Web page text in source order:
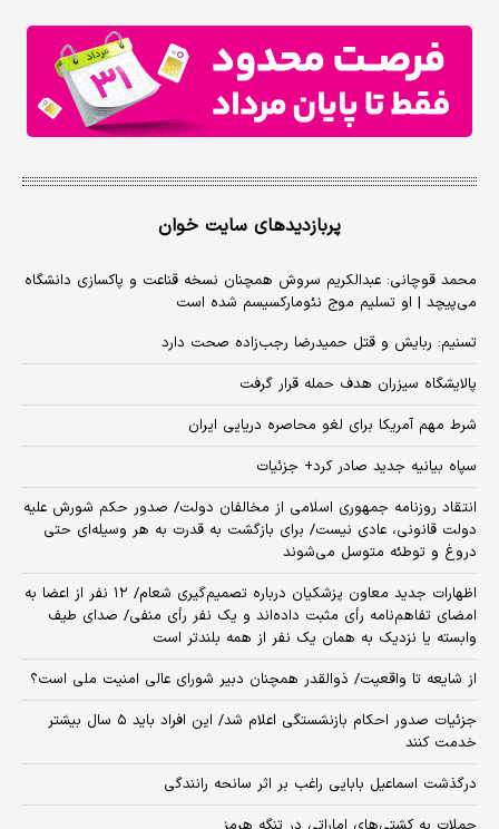
پربازدیدهای سایت خوان
محمد قوچانی: عبدالکریم سروش همچنان نسخه قناعت و پاکسازی دانشگاه
می‌پیچد | او تسلیم موج نئومارکسیسم شده است
تسنیم: ربایش و قتل حمیدرضا رجب‌زاده صحت دارد
پالایشگاه سیزران هدف حمله قرار گرفت
شرط مهم آمریکا برای لغو محاصره دریایی ایران
سپاه بیانیه جدید صادر کرد+ جزئیات
انتقاد روزنامه جمهوری اسلامی از مخالفان دولت/ صدور حکم شورش علیه
دولت قانونی، عادی نیست/ برای بازگشت به قدرت به هر وسیله‌ای حتی
دروغ و توطئه متوسل می‌شوند
اظهارات جدید معاون پزشکیان درباره تصمیم‌گیری شعام/ ۱۲ نفر از اعضا به
امضای تفاهم‌نامه رأی مثبت داده‌اند و یک نفر رأی منفی/ صدای طیف
وابسته یا نزدیک به همان یک نفر از همه بلندتر است
از شایعه تا واقعیت/ ذوالقدر همچنان دبیر شورای ‌عالی امنیت ملی است؟
جزئیات صدور احکام بازنشستگی اعلام شد/ این افراد باید ۵ سال بیشتر
خدمت کنند
درگذشت اسماعیل بابایی راغب بر اثر سانحه رانندگی